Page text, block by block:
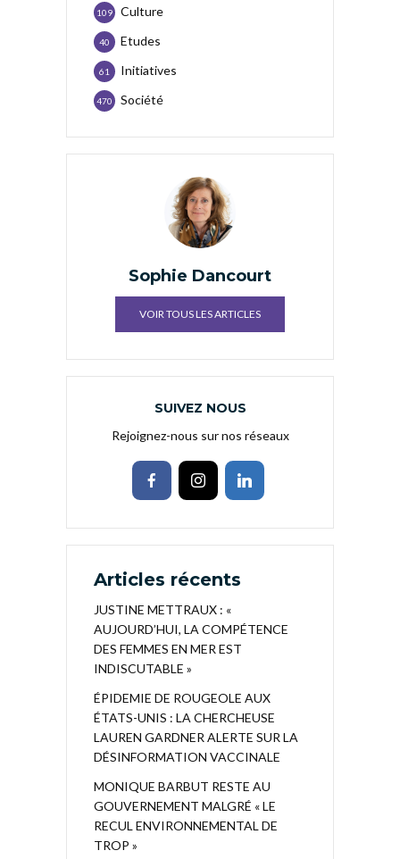
Culture
109
Etudes
40
Initiatives
61
Société
470
Sophie Dancourt
VOIR TOUS LES ARTICLES
SUIVEZ NOUS
Rejoignez-nous sur nos réseaux
Articles récents
JUSTINE METTRAUX : «
AUJOURD’HUI, LA COMPÉTENCE
DES FEMMES EN MER EST
INDISCUTABLE »
ÉPIDEMIE DE ROUGEOLE AUX
ÉTATS-UNIS : LA CHERCHEUSE
LAUREN GARDNER ALERTE SUR LA
DÉSINFORMATION VACCINALE
MONIQUE BARBUT RESTE AU
GOUVERNEMENT MALGRÉ « LE
RECUL ENVIRONNEMENTAL DE
TROP »